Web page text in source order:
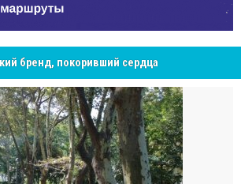
бренд, покоривший сердца
Азии
мировые рынки